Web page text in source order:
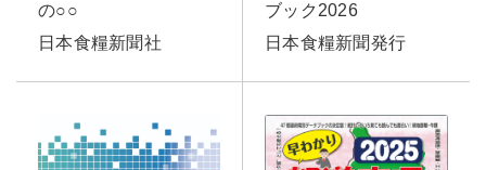
の○○
日本食糧新聞社
ブック2026
日本食糧新聞発行